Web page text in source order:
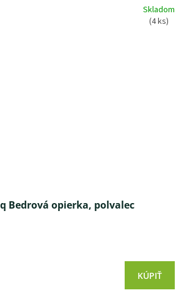
Skladom
(4 ks)
Bedrová opierka, polvalec
KÚPIŤ